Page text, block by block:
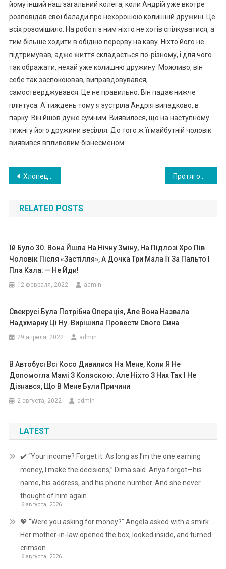
йому інший наш загальний колега, коли Андрій уже вкотре
розповідав свої балади про нехорошою колишній дружині. Це
всіх розсмішило. На роботі з ним ніхто не хотів спілкуватися, а
тим більше ходити в обідню перерву на каву. Ніхто його не
підтримував, адже життя складається по-різному, і для чого
так ображати, нехай уже колишню дружину. Можливо, він
себе так заспокоював, виправдовувався,
самостверджувався. Це не правильно. Він падає нижче
плінтуса. А тиждень тому я зустріла Андрія випадково, в
парку. Він йшов дуже сумним. Виявилося, що на наступному
тижні у його дружини весілля. До того ж її майбутній чоловік
виявився впливовим бізнесменом.
Навигация
по
записям
Хлопець витер об неї ноги на очах у всього села. А через кілька років опинився біля її ніг
RELATED POSTS
Їй Було 30. Вона Йшла На Нічну Зміну, На Підлозі Хро Пів
Чоловік Після «застілля», А Дочка Три Мала Її За Пальто І
Пла Кала: — Не Йди!
12 февраля, 2022 admin
Свекрусі Була Потрібна Оnерація, Але Вона Назвала
Надхмарну Ці Ну. Вирішила Провести Свого Сина
29 апреля, 2022 admin
В Автобусі Всі Косо Дивилися На Мене, Коли Я Не
Допомогла Мамі З Коляскою. Але Ніхто З Них Так І Не
Дізнався, Що В Мене Були Причини
2 августа, 2022 admin
LATEST
✔️ “Your income? Forget it. As long as I’m the one earning
money, I make the decisions,” Dima said. Anya forgot—his
name, his address, and his phone number. And she never
thought of him again.
6 августа, 2026
💖 “Were you asking for money?” Angela asked with a smirk.
Her mother-in-law opened the box, looked inside, and turned
crimson.
6 августа, 2026